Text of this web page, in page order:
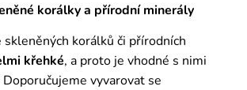
korálky a přírodní minerály
skleněných korálků či přírodních
křehké, a proto je vhodné s nimi
vyvarovat se